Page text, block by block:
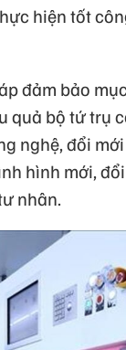
hiện tốt
đảm bảo
quả bộ tứ trụ
nghệ, đổi
hình mới,
nhân.